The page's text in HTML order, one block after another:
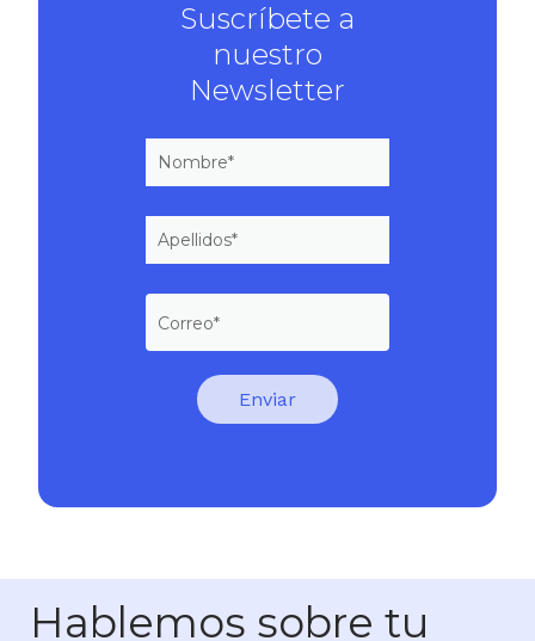
Suscríbete a
nuestro
Newsletter
Hablemos sobre tu